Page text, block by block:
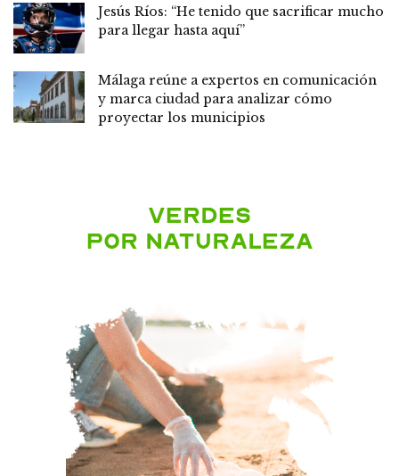
Jesús Ríos: “He tenido que sacrificar mucho
para llegar hasta aquí”
Málaga reúne a expertos en comunicación
y marca ciudad para analizar cómo
proyectar los municipios